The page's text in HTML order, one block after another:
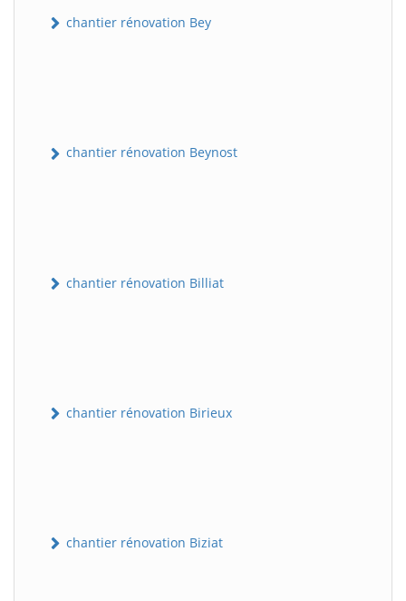
chantier rénovation Bey
chantier rénovation Beynost
chantier rénovation Billiat
chantier rénovation Birieux
chantier rénovation Biziat